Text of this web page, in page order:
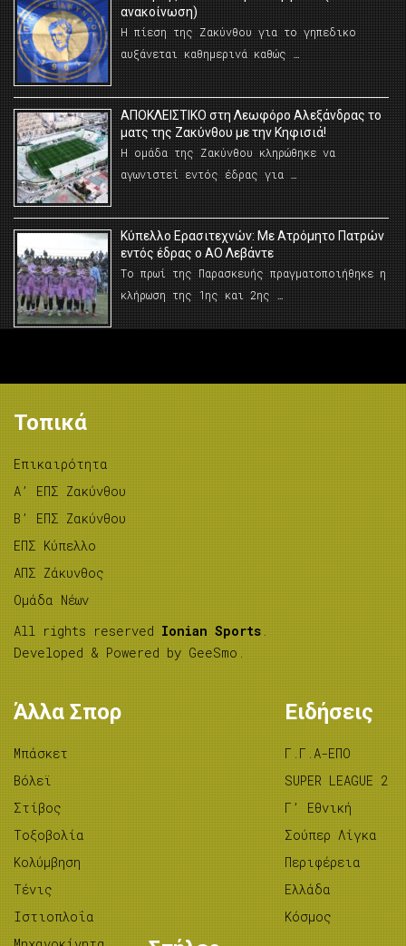
ανακοίνωση)
Η πίεση της Ζακύνθου για το γηπεδικο
αυξάνεται καθημερινά καθώς …
AΠΟΚΛΕΙΣΤΙΚΟ στη Λεωφόρο Αλεξάνδρας το
ματς της Ζακύνθου με την Κηφισιά!
Η ομάδα της Ζακύνθου κληρώθηκε να
αγωνιστεί εντός έδρας για …
Κύπελλο Ερασιτεχνών: Με Ατρόμητο Πατρών
εντός έδρας ο ΑΟ Λεβάντε
Το πρωί της Παρασκευής πραγματοποιήθηκε η
κλήρωση της 1ης και 2ης …
Τοπικά
Επικαιρότητα
A’ ΕΠΣ Ζακύνθου
B’ ΕΠΣ Ζακύνθου
ΕΠΣ Κύπελλο
ΑΠΣ Ζάκυνθος
Ομάδα Νέων
All rights reserved Ionian Sports .
Developed & Powered by GeeSmo .
Άλλα Σπορ
Μπάσκετ
Βόλεϊ
Στίβος
Tοξοβολία
Κολύμβηση
Τένις
Ιστιοπλοΐα
Ειδήσεις
Γ.Γ.Α-ΕΠΟ
SUPER LEAGUE 2
Γ’ Εθνική
Σούπερ Λίγκα
Περιφέρεια
Ελλάδα
Κόσμος